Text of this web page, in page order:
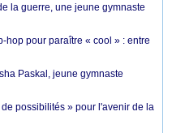
la guerre, une jeune gymnaste
hop pour paraître « cool » : entre
Paskal, jeune gymnaste
possibilités » pour l'avenir de la